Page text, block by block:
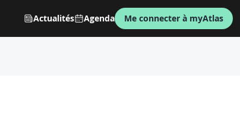
Actualités Agenda Me connecter à myAtlas